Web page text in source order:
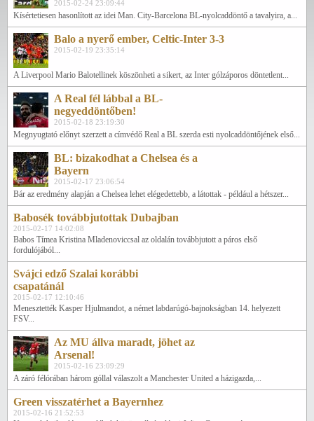
2015-02-24 23:09:44
Kísértetiesen hasonlított az idei Man. City-Barcelona BL-nyolcaddöntő a tavalyira, a...
Balo a nyerő ember, Celtic-Inter 3-3
2015-02-19 23:35:14
A Liverpool Mario Balotellinek köszönheti a sikert, az Inter gólzáporos döntetlent...
A Real fél lábbal a BL-
negyeddöntőben!
2015-02-18 23:19:30
Megnyugtató előnyt szerzett a címvédő Real a BL szerda esti nyolcaddöntőjének első...
BL: bizakodhat a Chelsea és a
Bayern
2015-02-17 23:06:54
Bár az eredmény alapján a Chelsea lehet elégedettebb, a látottak - például a hétszer...
Babosék továbbjutottak Dubajban
2015-02-17 14:02:08
Babos Tímea Kristina Mladenoviccsal az oldalán továbbjutott a páros első
fordulójából...
Svájci edző Szalai korábbi
csapatánál
2015-02-17 12:10:46
Menesztették Kasper Hjulmandot, a német labdarúgó-bajnokságban 14. helyezett
FSV...
Az MU állva maradt, jöhet az
Arsenal!
2015-02-16 23:09:29
A záró félórában három góllal válaszolt a Manchester United a házigazda,...
Green visszatérhet a Bayernhez
2015-02-16 21:52:53